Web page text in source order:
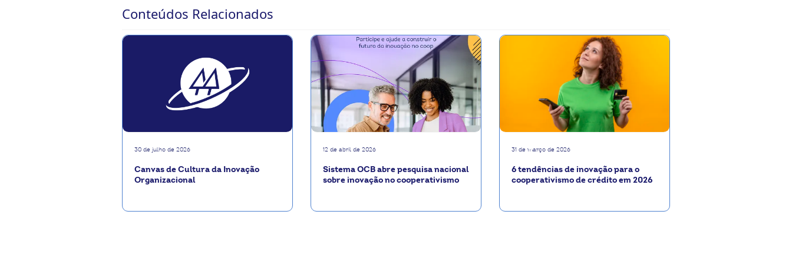
Conteúdos Relacionados
30 de julho de 2026
Canvas de Cultura da Inovação
Organizacional
12 de abril de 2026
Sistema OCB abre pesquisa nacional
sobre inovação no cooperativismo
31 de março de 2026
6 tendências de inovação para o
cooperativismo de crédito em 2026